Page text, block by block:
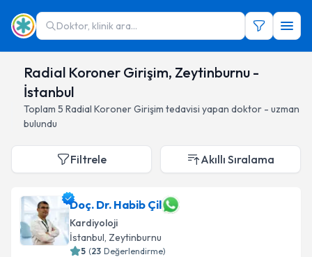
Doktor, klinik ara...
Radial Koroner Girişim, Zeytinburnu -
İstanbul
Toplam 5 Radial Koroner Girişim tedavisi yapan doktor - uzman
bulundu
Filtrele Akıllı Sıralama
Doç. Dr. Habib Çil
Kardiyoloji
İstanbul, Zeytinburnu
5 (23 Değerlendirme)